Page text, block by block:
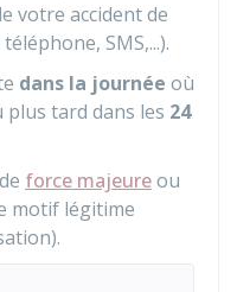
votre accident de
SMS,...).
dans la journée où
tard dans les 24
force majeureou
motif légitime